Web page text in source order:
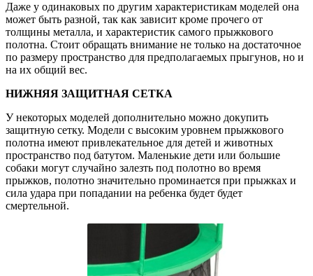
Даже у одинаковых по другим характеристикам моделей она
может быть разной, так как зависит кроме прочего от
толщины металла, и характеристик самого прыжкового
полотна. Стоит обращать внимание не только на достаточное
по размеру пространство для предполагаемых прыгунов, но и
на их общий вес.
НИЖНЯЯ ЗАЩИТНАЯ СЕТКА
У некоторых моделей дополнительно можно докупить
защитную сетку. Модели с высоким уровнем прыжкового
полотна имеют привлекательное для детей и животных
пространство под батутом. Маленькие дети или большие
собаки могут случайно залезть под полотно во время
прыжков, полотно значительно проминается при прыжках и
сила удара при попадании на ребенка будет будет
смертельной.